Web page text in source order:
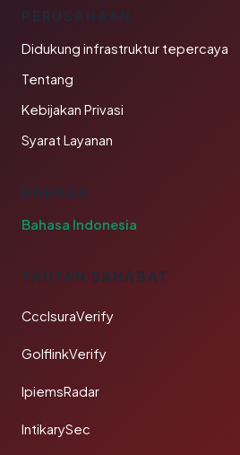
PERUSAHAAN
Didukung infrastruktur tepercaya
Tentang
Kebijakan Privasi
Syarat Layanan
BAHASA
Bahasa Indonesia
TAUTAN SAHABAT
CcclsuraVerify
GolflinkVerify
IpiemsRadar
IntikarySec